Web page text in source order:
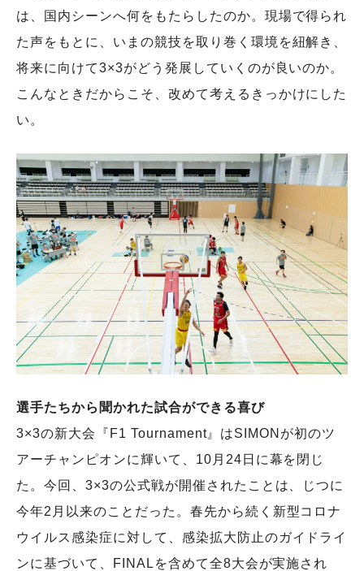
は、国内シーンへ何をもたらしたのか。現場で得られ
た声をもとに、いまの競技を取り巻く環境を紐解き、
将来に向けて3×3がどう発展していくのが良いのか。
こんなときだからこそ、改めて考えるきっかけにした
い。
選手たちから聞かれた試合ができる喜び
3×3の新大会『F1 Tournament』はSIMONが初のツ
アーチャンピオンに輝いて、10月24日に幕を閉じ
た。今回、3×3の公式戦が開催されたことは、じつに
今年2月以来のことだった。春先から続く新型コロナ
ウイルス感染症に対して、感染拡大防止のガイドライ
ンに基づいて、FINALを含めて全8大会が実施され